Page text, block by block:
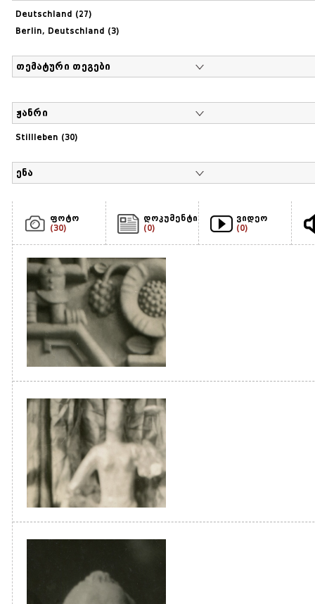
Deutschland (27)
Berlin, Deutschland (3)
თემატური თეგები
ჟანრი
Stillleben (30)
ენა
ფოტო
(30)
დოკუმენტი
(0)
ვიდეო
(0)